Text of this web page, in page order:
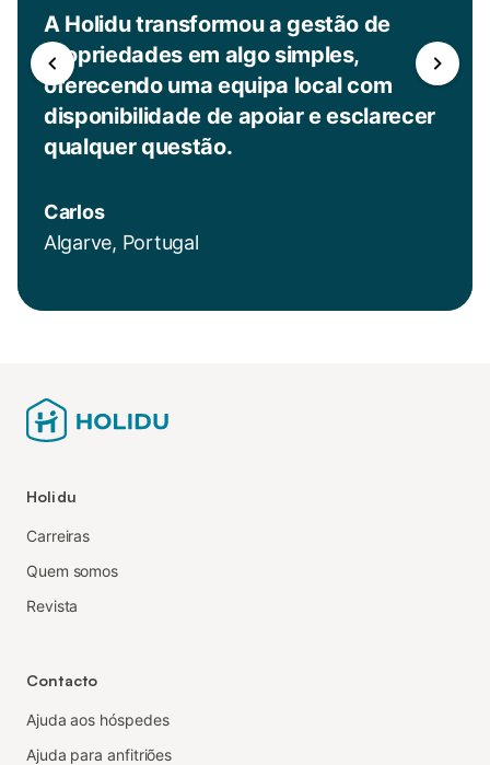
A Holidu transformou a gestão de
propriedades em algo simples,
oferecendo uma equipa local com
disponibilidade de apoiar e esclarecer
qualquer questão.
Carlos
Algarve, Portugal
Holidu
Carreiras
Quem somos
Revista
Contacto
Ajuda aos hóspedes
Ajuda para anfitriões